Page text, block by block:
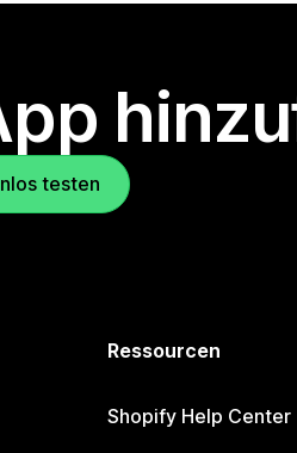
testen
Ressourcen
Shopify Help Center